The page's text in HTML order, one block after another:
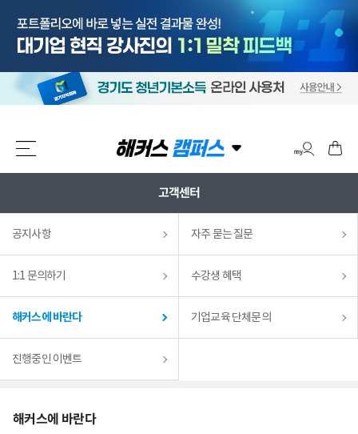
고객센터
공지사항 자주 묻는 질문
1:1 문의하기 수강생 혜택
해커스에 바란다 기업교육 단체문의
진행중인 이벤트
해커스에 바란다